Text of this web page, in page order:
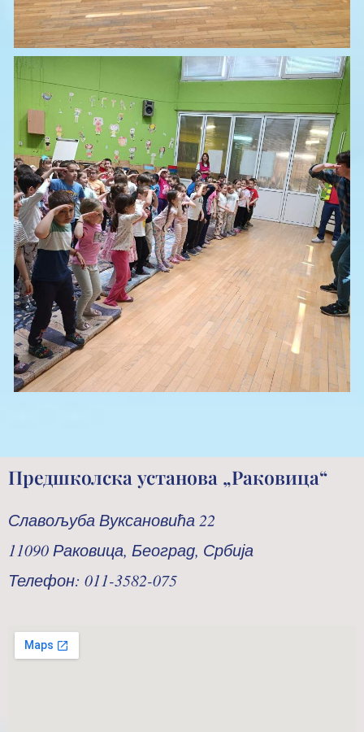
Предшколска установа „Раковица“
Славољуба Вуксановића 22
11090 Раковица, Београд, Србија
Телефон: 011-3582-075